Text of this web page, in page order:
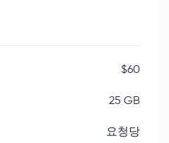
$60
25 GB
요청당